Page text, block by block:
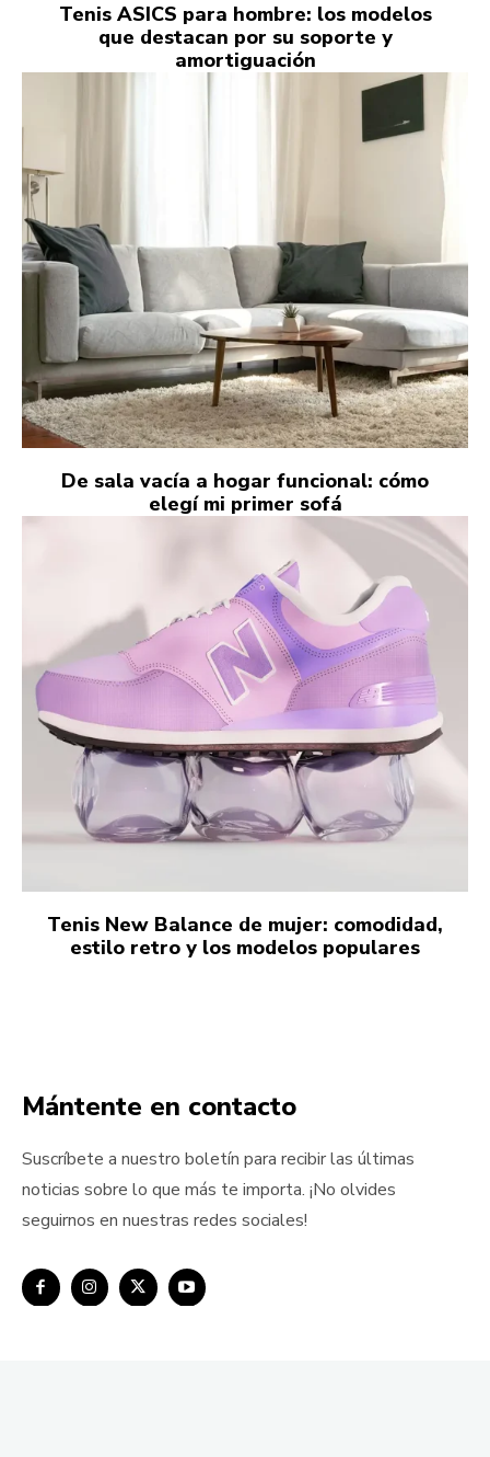
Tenis ASICS para hombre: los modelos
que destacan por su soporte y
amortiguación
De sala vacía a hogar funcional: cómo
elegí mi primer sofá
Tenis New Balance de mujer: comodidad,
estilo retro y los modelos populares
Mántente en contacto
Suscríbete a nuestro boletín para recibir las últimas
noticias sobre lo que más te importa. ¡No olvides
seguirnos en nuestras redes sociales!